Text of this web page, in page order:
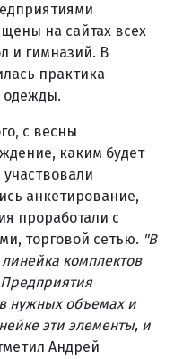
на сайтах всех
и гимназий. В
практика
одежды.
с весны
каким будет
анкетирование,
проработали с
торговой сетью. "В
комплектов
нужных объемах и
эти элементы, и
Андрей